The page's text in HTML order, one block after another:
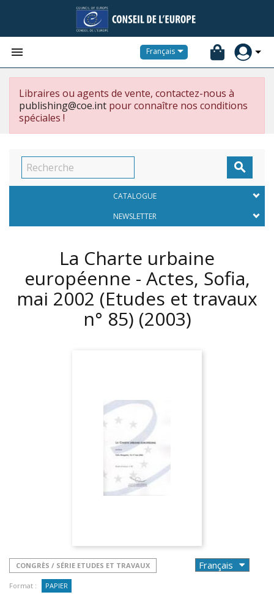
 Français
Libraires ou agents de vente, contactez-nous à
publishing@coe.int pour connaître nos conditions
spéciales !

CATALOGUE
NEWSLETTER
La Charte urbaine
européenne - Actes, Sofia,
mai 2002 (Etudes et travaux
n° 85) (2003)
CONGRÈS / SÉRIE ETUDES ET TRAVAUX
Format : PAPIER